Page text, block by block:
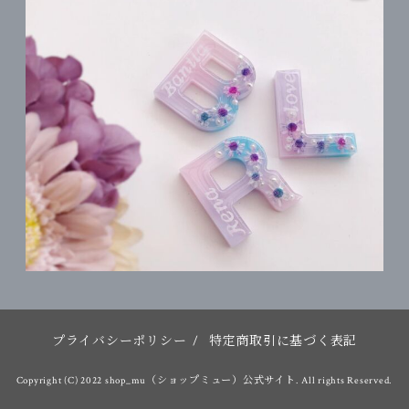
プライバシーポリシー / 特定商取引に基づく表記
Copyright (C) 2022 shop_mu（ショップミュー）公式サイト. All rights Reserved.